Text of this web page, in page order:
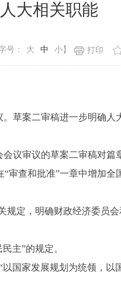
大相关职能
号： 大 中 小 】 打印
草案二审稿进一步明确人
议审议的草案二审稿对篇
审查和批准”一章中增加
定，明确财政经济委员
主”的规定。
国家发展规划为统领，以